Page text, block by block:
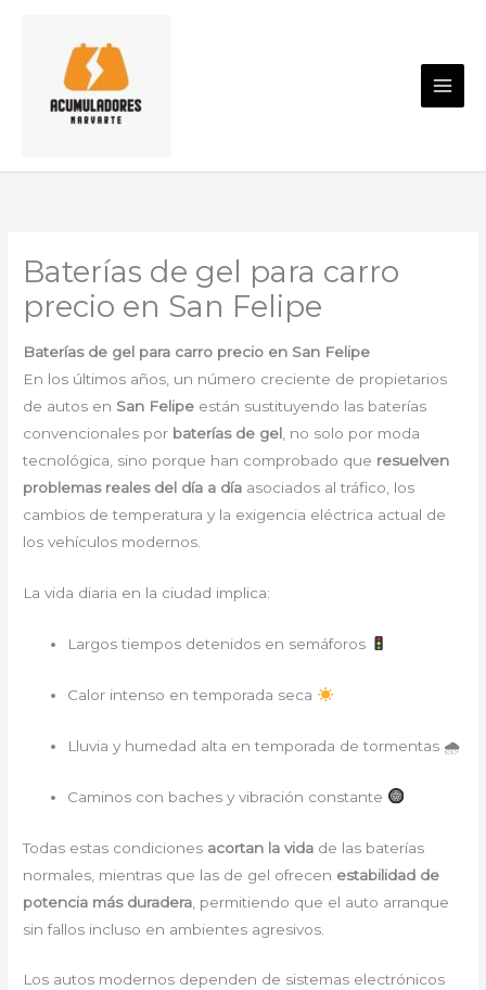
contenido
Baterías de gel para carro
precio en San Felipe
Baterías de gel para carro precio en San Felipe
En los últimos años, un número creciente de propietarios
de autos en San Felipe están sustituyendo las baterías
convencionales por baterías de gel, no solo por moda
tecnológica, sino porque han comprobado que resuelven
problemas reales del día a día asociados al tráfico, los
cambios de temperatura y la exigencia eléctrica actual de
los vehículos modernos.
La vida diaria en la ciudad implica:
Largos tiempos detenidos en semáforos
Calor intenso en temporada seca
Lluvia y humedad alta en temporada de tormentas 🌧
Caminos con baches y vibración constante
Todas estas condiciones acortan la vida de las baterías
normales, mientras que las de gel ofrecen estabilidad de
potencia más duradera , permitiendo que el auto arranque
sin fallos incluso en ambientes agresivos.
Los autos modernos dependen de sistemas electrónicos